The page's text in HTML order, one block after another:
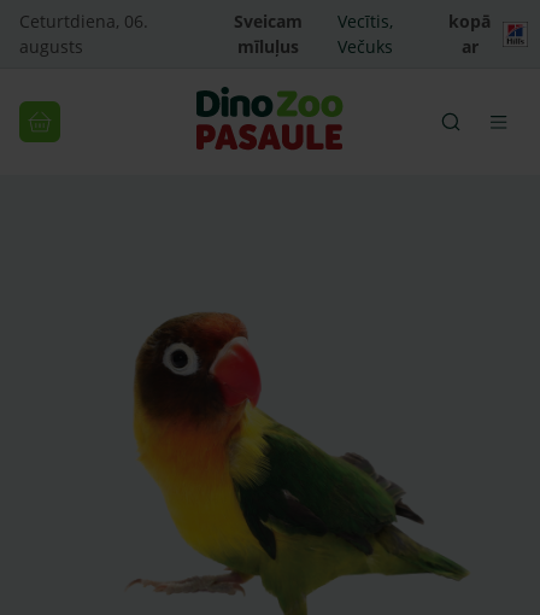
Ceturtdiena, 06.
augusts
Sveicam
mīluļus
Vecītis,
Večuks
kopā
ar